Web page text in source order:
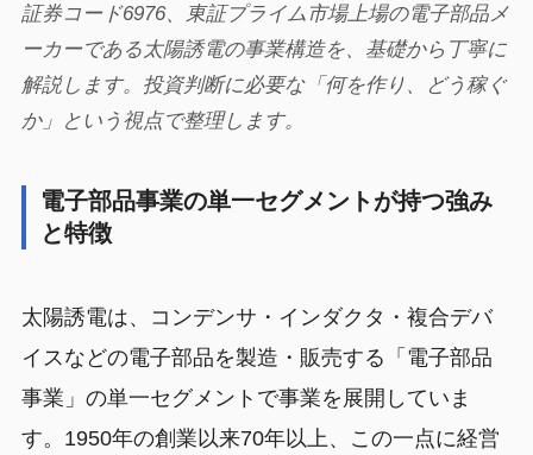
証券コード6976、東証プライム市場上場の電子部品メ
ーカーである太陽誘電の事業構造を、基礎から丁寧に
解説します。投資判断に必要な「何を作り、どう稼ぐ
か」という視点で整理します。
電子部品事業の単一セグメントが持つ強み
と特徴
太陽誘電は、コンデンサ・インダクタ・複合デバ
イスなどの電子部品を製造・販売する「電子部品
事業」の単一セグメントで事業を展開していま
す。1950年の創業以来70年以上、この一点に経営